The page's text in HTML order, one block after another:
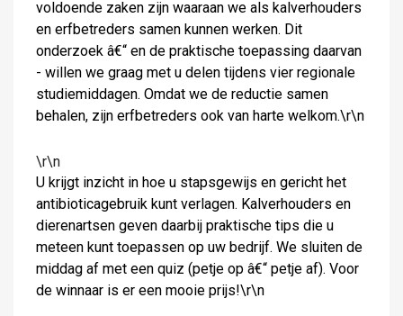
voldoende zaken zijn waaraan we als kalverhouders
en erfbetreders samen kunnen werken. Dit
onderzoek â€“ en de praktische toepassing daarvan
- willen we graag met u delen tijdens vier regionale
studiemiddagen. Omdat we de reductie samen
behalen, zijn erfbetreders ook van harte welkom.\r\n
\r\n
U krijgt inzicht in hoe u stapsgewijs en gericht het
antibioticagebruik kunt verlagen. Kalverhouders en
dierenartsen geven daarbij praktische tips die u
meteen kunt toepassen op uw bedrijf. We sluiten de
middag af met een quiz (petje op â€“ petje af). Voor
de winnaar is er een mooie prijs!\r\n